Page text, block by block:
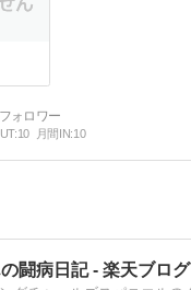
10 月間IN:10
闘病日記 - 楽天ブログ